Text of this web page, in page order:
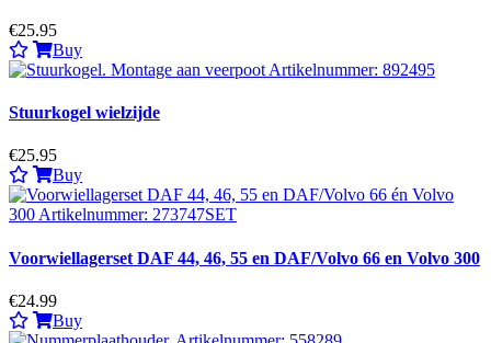
€25.95
Buy
Stuurkogel wielzijde
€25.95
Buy
Voorwiellagerset DAF 44, 46, 55 en DAF/Volvo 66 en Volvo 300
€24.99
Buy